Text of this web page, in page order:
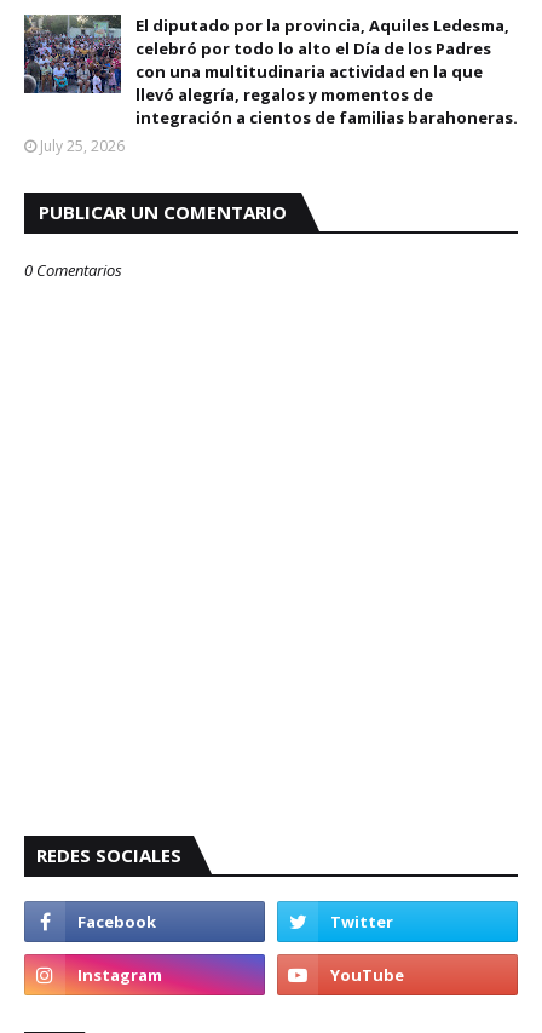
El diputado por la provincia, Aquiles Ledesma,
celebró por todo lo alto el Día de los Padres
con una multitudinaria actividad en la que
llevó alegría, regalos y momentos de
integración a cientos de familias barahoneras.
July 25, 2026
PUBLICAR UN COMENTARIO
0 Comentarios
REDES SOCIALES